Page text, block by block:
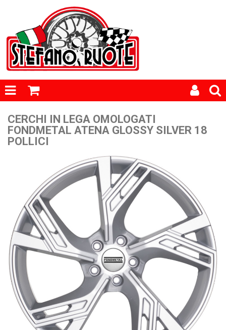
CERCHI IN LEGA OMOLOGATI
FONDMETAL ATENA GLOSSY SILVER 18
POLLICI